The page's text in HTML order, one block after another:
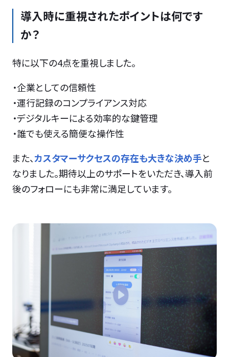
導入時に重視されたポイントは何です
か？
特に以下の4点を重視しました。
・企業としての信頼性
・運行記録のコンプライアンス対応
・デジタルキーによる効率的な鍵管理
・誰でも使える簡便な操作性
また、カスタマーサクセスの存在も大きな決め手と
なりました。期待以上のサポートをいただき、導入前
後のフォローにも非常に満足しています。